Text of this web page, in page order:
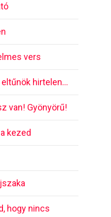
vers
hirtelen…
van! Gyönyörű!
kezed
hogy nincs